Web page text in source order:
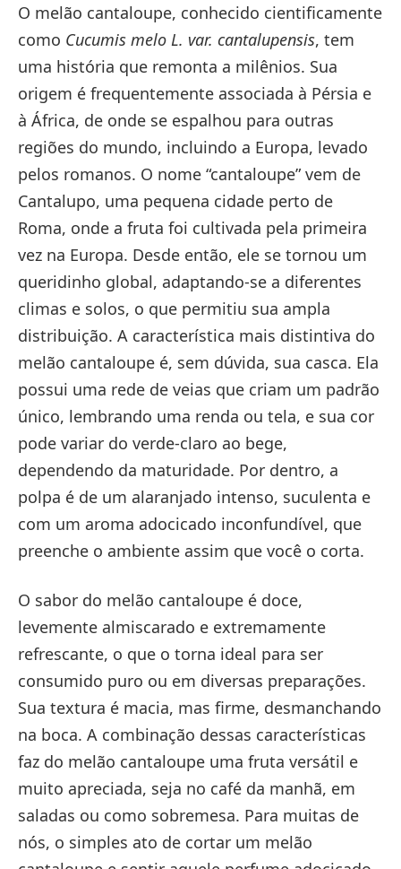
O melão cantaloupe, conhecido cientificamente
como Cucumis melo L. var. cantalupensis, tem
uma história que remonta a milênios. Sua
origem é frequentemente associada à Pérsia e
à África, de onde se espalhou para outras
regiões do mundo, incluindo a Europa, levado
pelos romanos. O nome “cantaloupe” vem de
Cantalupo, uma pequena cidade perto de
Roma, onde a fruta foi cultivada pela primeira
vez na Europa. Desde então, ele se tornou um
queridinho global, adaptando-se a diferentes
climas e solos, o que permitiu sua ampla
distribuição. A característica mais distintiva do
melão cantaloupe é, sem dúvida, sua casca. Ela
possui uma rede de veias que criam um padrão
único, lembrando uma renda ou tela, e sua cor
pode variar do verde-claro ao bege,
dependendo da maturidade. Por dentro, a
polpa é de um alaranjado intenso, suculenta e
com um aroma adocicado inconfundível, que
preenche o ambiente assim que você o corta.
O sabor do melão cantaloupe é doce,
levemente almiscarado e extremamente
refrescante, o que o torna ideal para ser
consumido puro ou em diversas preparações.
Sua textura é macia, mas firme, desmanchando
na boca. A combinação dessas características
faz do melão cantaloupe uma fruta versátil e
muito apreciada, seja no café da manhã, em
saladas ou como sobremesa. Para muitas de
nós, o simples ato de cortar um melão